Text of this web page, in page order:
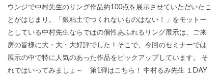
ウンジで中村先生のリング作品約100点を展示させていただいたこ
とがはじまり。「銀粘土でつくれないものはない！」をモットー
としている中村先生ならではの個性あふれるリング展示は、ご来
房の皆様に大・大・大好評でした！そこで、今回のセミナーでは
展示の中で特に人気のあった作品をピックアップしています。 そ
れではいってみましょ～ 第1弾はこちら！ 中村るみ先生 １DAY